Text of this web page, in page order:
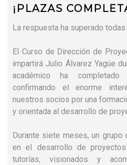
¡PLAZAS
La respuesta ha superado
El Curso de Dirección de
impartirá Julio Álvarez Yagüe
académico ha
confirmando el enorme
nuestros socios por una
y orientada al desarrollo de
Durante siete meses, un
en el desarrollo de
tutorías, visionados y